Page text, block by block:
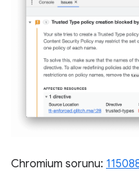
Chromium sorunu: